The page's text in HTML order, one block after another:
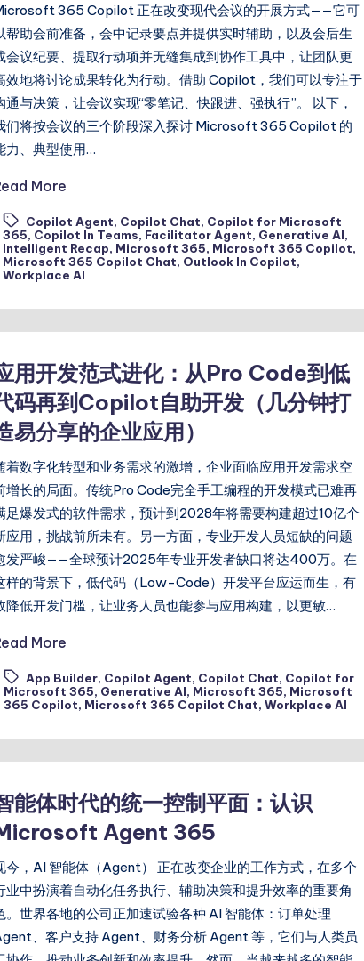
365 Copilot 正在改变现代会议的开展方式——它可
帮助会前准备，会中记录要点并提供实时辅助，以及会后生
会议纪要、提取行动项并无缝集成到协作工具中，让团队更
效地将讨论成果转化为行动。借助 Copilot，我们可以专注于
通与决策，让会议实现“零笔记、快跟进、强执行”。 以下，
们将按会议的三个阶段深入探讨 Microsoft 365 Copilot 的
力、典型使用…
More
Copilot Agent, Copilot Chat, Copilot for Microsoft
365, Copilot In Teams, Facilitator Agent, Generative AI,
Intelligent Recap, Microsoft 365, Microsoft 365 Copilot,
Microsoft 365 Copilot Chat, Outlook In Copilot,
Workplace AI
用开发范式进化：从Pro Code到低
码再到Copilot自助开发（几分钟打
易分享的企业应用）
着数字化转型和业务需求的激增，企业面临应用开发需求空
增长的局面。传统Pro Code完全手工编程的开发模式已难再
足爆发式的软件需求，预计到2028年将需要构建超过10亿个
应用，挑战前所未有。另一方面，专业开发人员短缺的问题
发严峻——全球预计2025年专业开发者缺口将达400万。在
样的背景下，低代码（Low-Code）开发平台应运而生，有
降低开发门槛，让业务人员也能参与应用构建，以更敏…
More
App Builder, Copilot Agent, Copilot Chat, Copilot for
Microsoft 365, Generative AI, Microsoft 365, Microsoft
365 Copilot, Microsoft 365 Copilot Chat, Workplace AI
能体时代的统一控制平面：认识
Agent 365
今，AI 智能体（Agent） 正在改变企业的工作方式，在多个
业中扮演着自动化任务执行、辅助决策和提升效率的重要角
。世界各地的公司正加速试验各种 AI 智能体：订单处理
、客户支持 Agent、财务分析 Agent 等，它们与人类员